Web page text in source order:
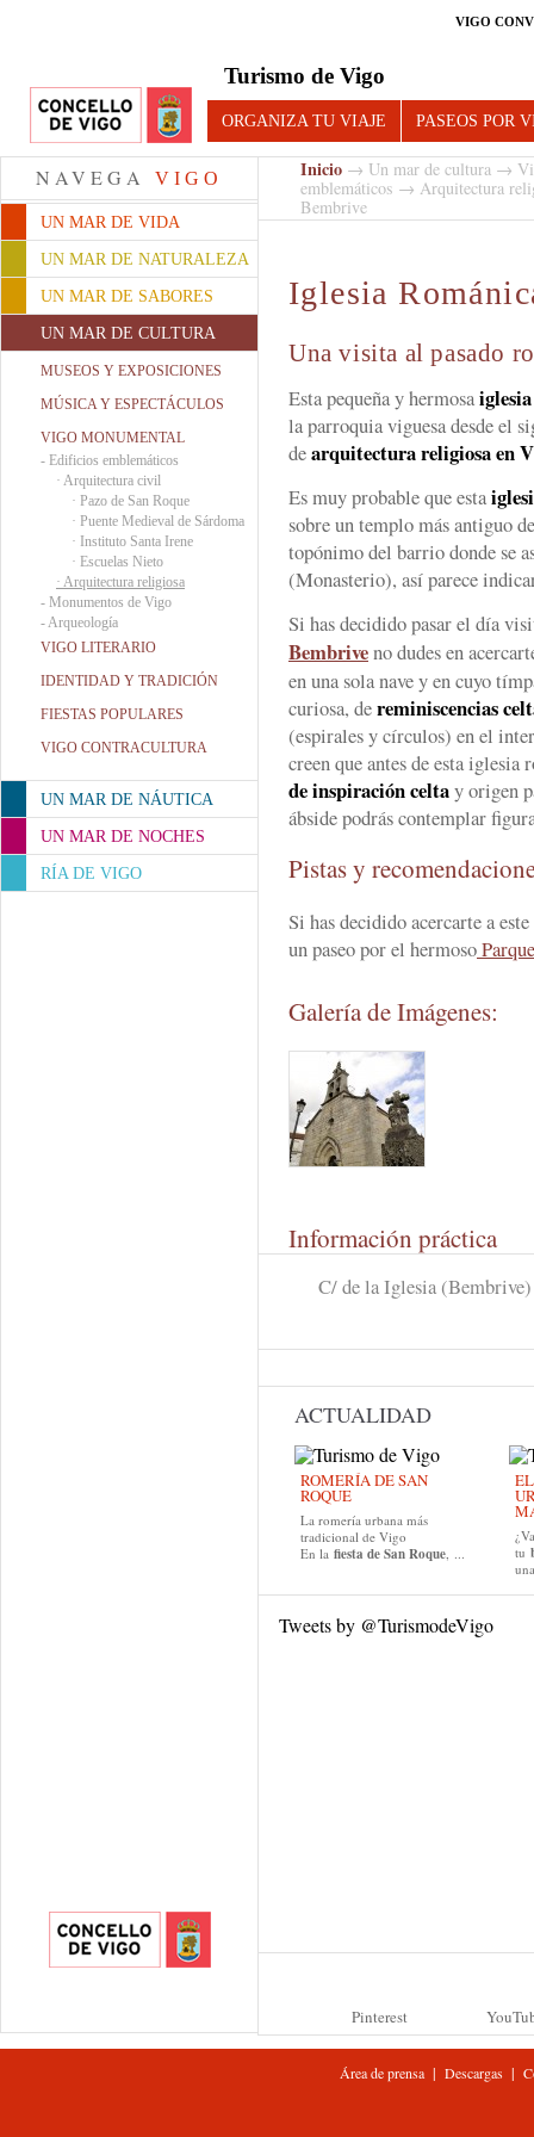
VIGO
Turismo de Vigo
ORGANIZA TU VIAJE PASEOS POR
NAVEGA VIGO
UN MAR DE VIDA
UN MAR DE NATURALEZA
UN MAR DE SABORES
UN MAR DE CULTURA
MUSEOS Y EXPOSICIONES
MÚSICA Y ESPECTÁCULOS
VIGO MONUMENTAL
- Edificios emblemáticos
· Arquitectura civil
· Pazo de San Roque
· Puente Medieval de Sárdoma
· Instituto Santa Irene
· Escuelas Nieto
· Arquitectura religiosa
- Monumentos de Vigo
-Arqueología
VIGO LITERARIO
IDENTIDAD Y TRADICIÓN
FIESTAS POPULARES
VIGO CONTRACULTURA
UN MAR DE NÁUTICA
UN MAR DE NOCHES
RÍA DE VIGO
Inicio → Un mar de cultura →
emblemáticos → Arquitectura
Bembrive
Iglesia
Una visita al pasado
Esta pequeña y hermosaiglesia
la parroquia viguesa desde el
dearquitectura religiosa en
Es muy probable que esta
sobre un templo más antiguo
topónimo del barrio donde se
(Monasterio), así parece
Si has decidido pasar el día
Bembriveno dudes en
en una sola nave y en cuyo
curiosa, dereminiscencias
(espirales y círculos) en el
creen que antes de esta
de inspiración celtay origen
ábside podrás contemplar
Pistas y
Si has decidido acercarte a este
un paseo por el hermoso
Galería de Imágenes:
Información práctica
C/ de la Iglesia (Bembrive)
ACTUALIDAD
ROMERÍA DE SAN
ROQUE
La romería urbana más
tradicional de Vigo
En la fiesta de San Roque, ...
tu
Tweets by @TurismodeVigo
Pinterest
Área de prensa| Descargas|